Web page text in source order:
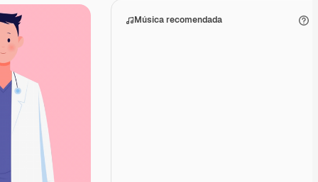
Música recomendada